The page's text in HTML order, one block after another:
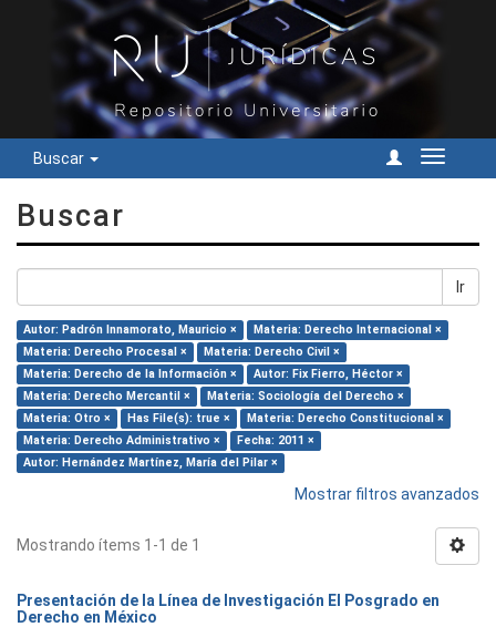
Buscar
Cambiar
Buscar
Ir
Autor: Padrón Innamorato, Mauricio ×
Materia: Derecho Internacional ×
Materia: Derecho Procesal ×
Materia: Derecho Civil ×
Materia: Derecho de la Información ×
Autor: Fix Fierro, Héctor ×
Materia: Derecho Mercantil ×
Materia: Sociología del Derecho ×
Materia: Otro ×
Has File(s): true ×
Materia: Derecho Constitucional ×
Materia: Derecho Administrativo ×
Fecha: 2011 ×
Autor: Hernández Martínez, María del Pilar ×
Mostrar filtros avanzados
Mostrando ítems 1-1 de 1
Presentación de la Línea de Investigación El Posgrado en
Derecho en México